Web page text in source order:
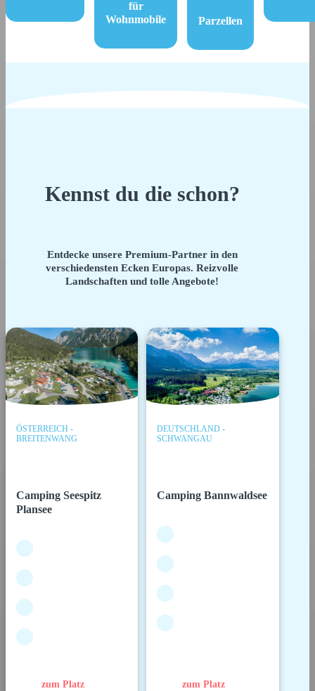
für
Wohnmobile
Parzellen
Kennst du die schon?
Entdecke unsere Premium-Partner in den
verschiedensten Ecken Europas. Reizvolle
Landschaften und tolle Angebote!
ÖSTERREICH -
BREITENWANG
Camping Seespitz
Plansee
zum Platz
DEUTSCHLAND -
SCHWANGAU
Camping Bannwaldsee
zum Platz